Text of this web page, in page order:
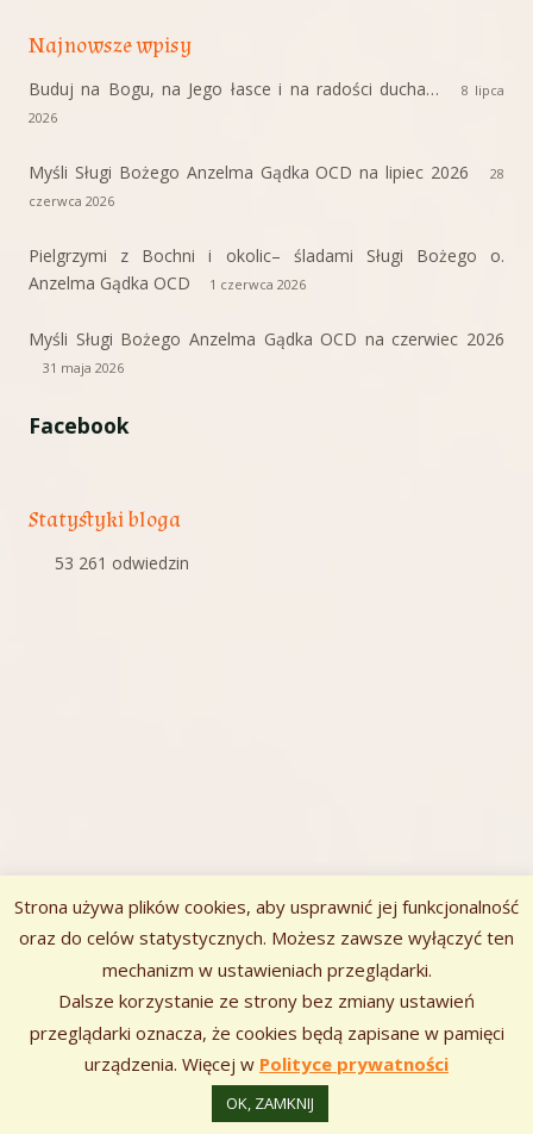
Najnowsze wpisy
Buduj na Bogu, na Jego łasce i na radości ducha…
8 lipca
2026
Myśli Sługi Bożego Anzelma Gądka OCD na lipiec 2026
28
czerwca 2026
Pielgrzymi z Bochni i okolic– śladami Sługi Bożego o.
Anzelma Gądka OCD
1 czerwca 2026
Myśli Sługi Bożego Anzelma Gądka OCD na czerwiec 2026
31 maja 2026
Facebook
Statystyki bloga
53 261 odwiedzin
Zawartość
stopki
Tiny Framework • Zaloguj się
Strona używa plików cookies, aby usprawnić jej funkcjonalność
oraz do celów statystycznych. Możesz zawsze wyłączyć ten
mechanizm w ustawieniach przeglądarki.
Dalsze korzystanie ze strony bez zmiany ustawień
przeglądarki oznacza, że cookies będą zapisane w pamięci
urządzenia. Więcej w Polityce prywatności
OK, ZAMKNIJ